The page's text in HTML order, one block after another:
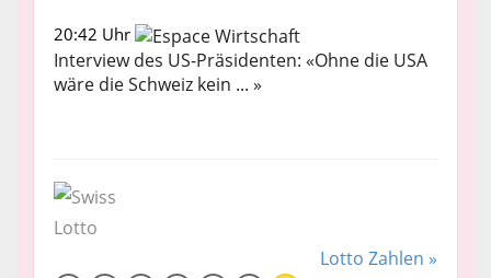
20:42 Uhr
Interview des US-Präsidenten: «Ohne die USA
wäre die Schweiz kein ... »
Lotto Zahlen »